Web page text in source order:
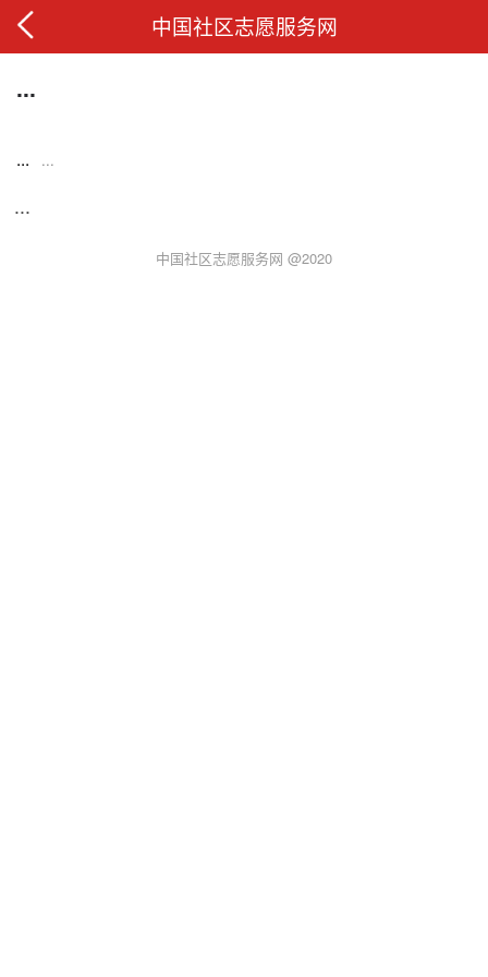
中国社区志愿服务网
...
... ...
...
中国社区志愿服务网 @2020